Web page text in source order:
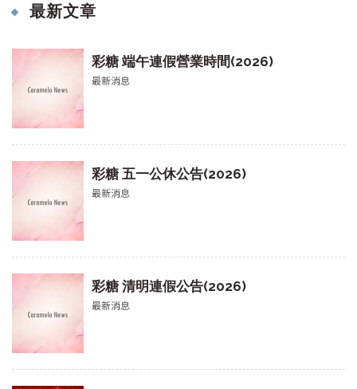
最新文章
彩糖 端午連假營業時間(2026)
最新消息
彩糖 五一公休公告(2026)
最新消息
彩糖 清明連假公告(2026)
最新消息